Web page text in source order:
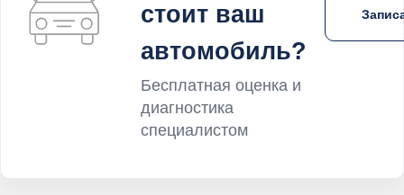
стоит ваш
автомобиль?
Бесплатная оценка и
диагностика
специалистом